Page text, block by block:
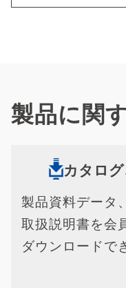
製品に関
カタロ
製品資料データ
取扱説明書を会
ダウンロードで